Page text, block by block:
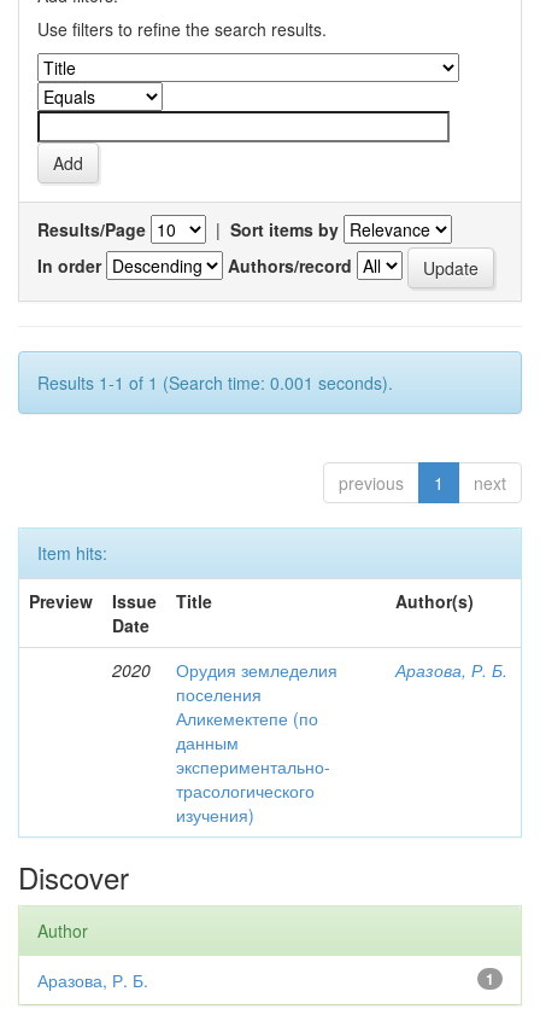
Use filters to refine the search results.
Results/Page | Sort items by
In order
Authors/record
Results 1-1 of 1 (Search time: 0.001 seconds).
previous 1 next
Item hits:
Preview
Issue
Date
Title Author(s)
2020
Орудия земледелия
поселения
Аликемектепе (по
данным
экспериментально-
трасологического
изучения)
Аразова, Р. Б.
Discover
Author
1
Аразова, Р. Б.